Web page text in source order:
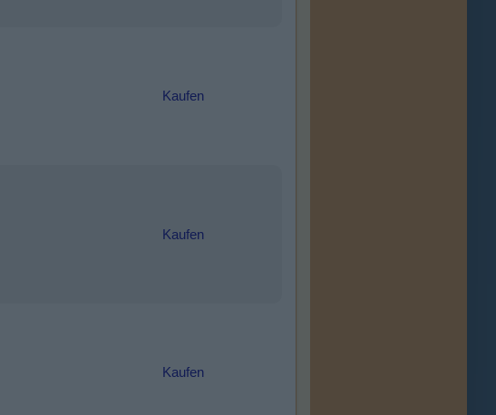
Kaufen
Kaufen
Kaufen